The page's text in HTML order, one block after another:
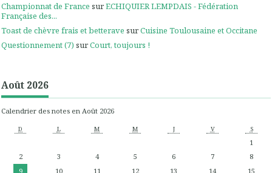
Championnat de France surECHIQUIER LEMPDAIS - Fédération
Française des...
Toast de chèvre frais et betterave surCuisine Toulousaine et Occitane
Questionnement (7) surCourt, toujours !
Août 2026
Calendrier des notes en Août 2026
D L M M J V S
1
2
3 4 5 6 7
8
9
10 11 12 13 14
15